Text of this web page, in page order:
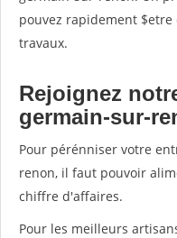
pouvez rapidement
travaux.
Rejoignez
germain-sur-
Pour pérénniser votre
renon, il faut pouvoir
chiffre d'affaires.
Pour les meilleurs